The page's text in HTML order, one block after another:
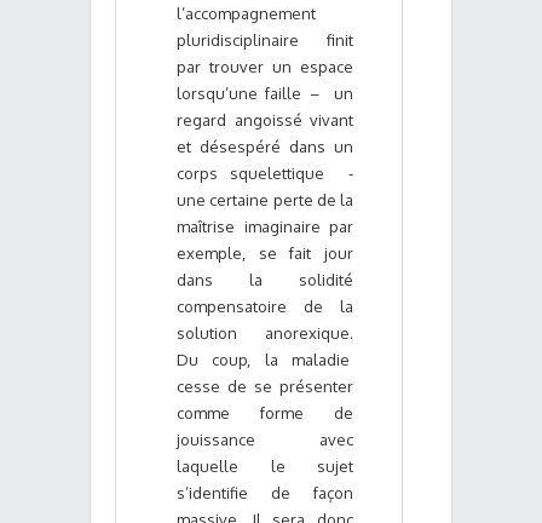
l’accompagnement
pluridisciplinaire finit
par trouver un espace
lorsqu’une faille – un
regard angoissé vivant
et désespéré dans un
corps squelettique -
une certaine perte de la
maîtrise imaginaire par
exemple, se fait jour
dans la solidité
compensatoire de la
solution anorexique.
Du coup, la maladie
cesse de se présenter
comme forme de
jouissance avec
laquelle le sujet
s’identifie de façon